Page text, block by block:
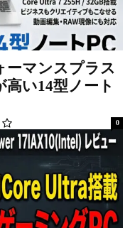
ーマンスプラス
い14型ノート
0